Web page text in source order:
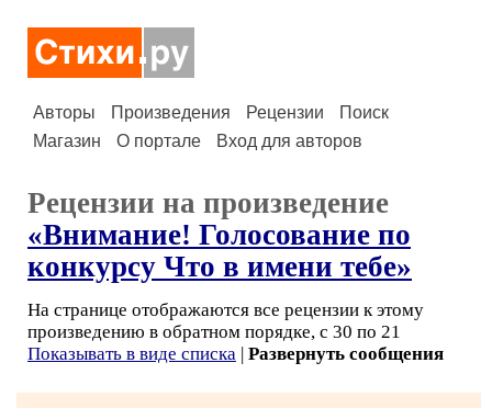
Авторы Произведения Рецензии
Поиск
Магазин
О портале Вход для авторов
Рецензии на произведение
«Внимание! Голосование по
конкурсу Что в имени тебе»
На странице отображаются все рецензии к этому
произведению в обратном порядке, с 30 по 21
Показывать в виде списка | Развернуть сообщения